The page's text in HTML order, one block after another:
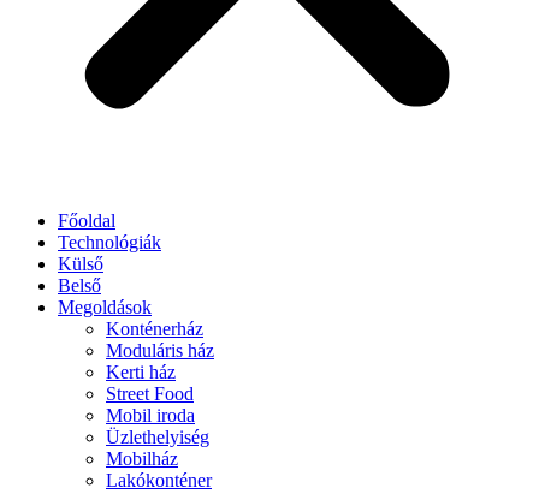
Főoldal
Technológiák
Külső
Belső
Megoldások
Konténerház
Moduláris ház
Kerti ház
Street Food
Mobil iroda
Üzlethelyiség
Mobilház
Lakókonténer